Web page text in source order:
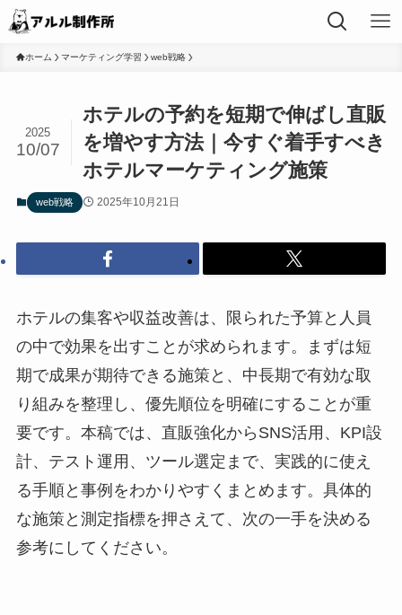
ホーム マーケティング学習 web戦略
ホテルの予約を短期で伸ばし直販
を増やす方法｜今すぐ着手すべき
ホテルマーケティング施策
2025
10/07
web戦略 2025年10月21日
ホテルの集客や収益改善は、限られた予算と人員
の中で効果を出すことが求められます。まずは短
期で成果が期待できる施策と、中長期で有効な取
り組みを整理し、優先順位を明確にすることが重
要です。本稿では、直販強化からSNS活用、KPI設
計、テスト運用、ツール選定まで、実践的に使え
る手順と事例をわかりやすくまとめます。具体的
な施策と測定指標を押さえて、次の一手を決める
参考にしてください。